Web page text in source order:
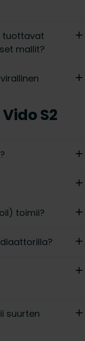
tuottavat
mallit?
S2
toimii?
suurten